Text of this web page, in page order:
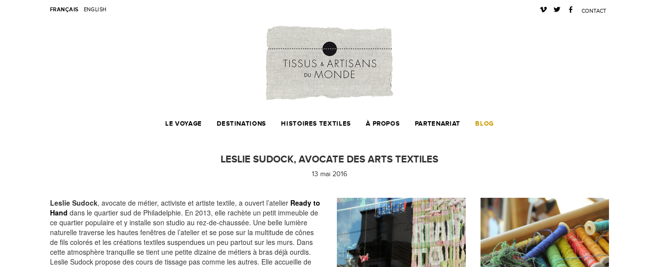
FRANÇAIS ENGLISH s a b CONTACT
LE VOYAGE DESTINATIONS HISTOIRES TEXTILES À PROPOS PARTENARIAT BLOG
LESLIE SUDOCK, AVOCATE DES ARTS TEXTILES
13 mai 2016
Leslie Sudock, avocate de métier, activiste et artiste textile, a ouvert l’atelier Ready to
Hand dans le quartier sud de Philadelphie. En 2013, elle rachète un petit immeuble de
ce quartier populaire et y installe son studio au rez-de-chaussée. Une belle lumière
naturelle traverse les hautes fenêtres de l’atelier et se pose sur la multitude de cônes
de fils colorés et les créations textiles suspendues un peu partout sur les murs. Dans
cette atmosphère tranquille se tient une petite dizaine de métiers à bras déjà ourdis.
Leslie Sudock propose des cours de tissage pas comme les autres. Elle accueille de